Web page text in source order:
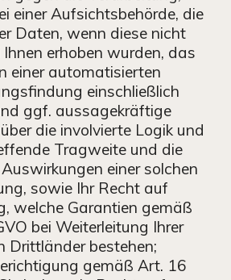
einer Aufsichtsbehörde, die
Daten, wenn diese nicht
erhoben wurden, das
einer automatisierten
einschließlich
ggf. aussagekräftige
die involvierte Logik und
Tragweite und die
einer solchen
sowie Ihr Recht auf
welche Garantien gemäß
bei Weiterleitung Ihrer
Drittländer bestehen;
gemäß Art. 16